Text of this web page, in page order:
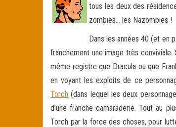
tous les deux des
zombies… les Nazombies !
Dans les années 40 (et en
franchement une image très
même registre que Dracula ou que
en voyant les exploits de ce
Torch (dans lequel les deux
d’une franche camaraderie. Tout au
Torch par la force des choses, pour